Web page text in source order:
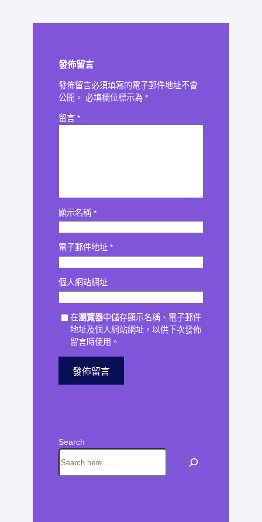
發佈留言
發佈留言必須填寫的電子郵件地址不會
公開。 必填欄位標示為 *
留言 *
顯示名稱 *
電子郵件地址 *
個人網站網址
在瀏覽器中儲存顯示名稱、電子郵件
地址及個人網站網址，以供下次發佈
留言時使用。
Search